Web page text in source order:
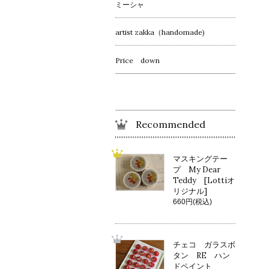
ミーシャ
artist zakka（handomade)
Price down
Recommended
マスキングテー
プ My Dear
Teddy [Lottiオ
リジナル]
660円(税込)
チェコ ガラスボ
タン RE ハン
ドペイント